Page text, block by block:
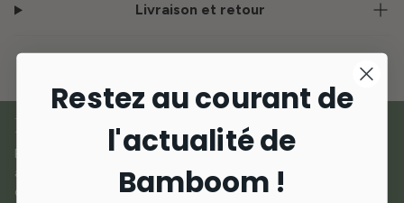
Livraison et retour
NOS MATÉRIAUX
Bamboom est né de l'amour des matériaux d'origine naturelle,
alliant
innovation et durabilité
pour créer des produits de
qualité supérieure dédiés aux plus petits.
Restez au courant de
l'actualité de
Bamboom !